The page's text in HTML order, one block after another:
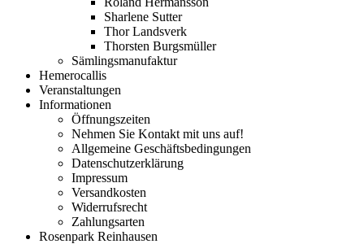
Sharlene Sutter
Thor Landsverk
Thorsten Burgsmüller
Sämlingsmanufaktur
Hemerocallis
Veranstaltungen
Informationen
Öffnungszeiten
Nehmen Sie Kontakt mit uns auf!
Allgemeine Geschäftsbedingungen
Datenschutzerklärung
Impressum
Versandkosten
Widerrufsrecht
Zahlungsarten
Rosenpark Reinhausen